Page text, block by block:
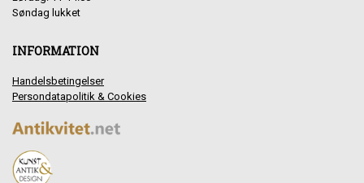
Søndag lukket
INFORMATION
Handelsbetingelser
Persondatapolitik & Cookies